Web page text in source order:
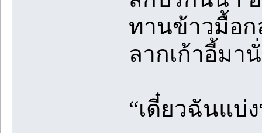
ทานข้าวมื้อก
ลากเก้าอี้มา
“เดี๋ยวฉันแบ่